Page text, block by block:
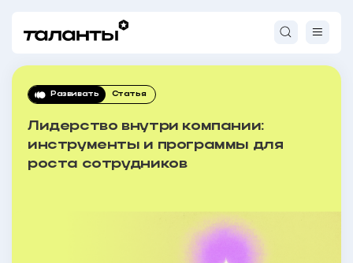
Развивать Статья
Лидерство внутри компании:
инструменты и программы для
роста сотрудников